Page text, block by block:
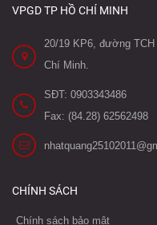
VPGD TP HỒ CHÍ MINH
20/19 KP6, đường
Chí Minh.
SĐT: 0903343486
Fax: (84.28) 62562498
CHÍNH SÁCH
Chính sách bảo mật